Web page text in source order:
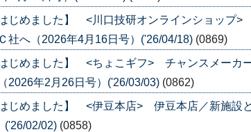
じめました】 <川口技研オンラインショップ>
社へ（2026年4月16日号）('26/04/18) (0869)
じめました】 <ちょこギフ> チャンスメーカ
2026年2月26日号）('26/03/03) (0862)
じめました】 <伊豆本店> 伊豆本店／新施設
('26/02/02) (0858)